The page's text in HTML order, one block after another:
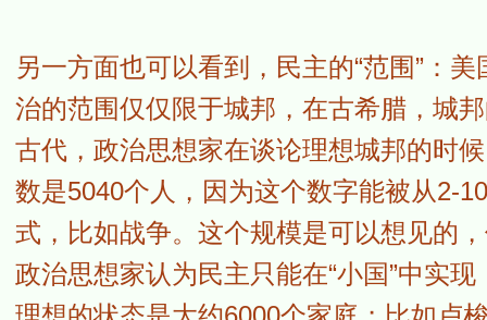
另一方面也可以看到，民主的“范围”：
治的范围仅仅限于城邦，在古希腊，城
古代，政治思想家在谈论理想城邦的时
数是5040个人，因为这个数字能被从2-
式，比如战争。这个规模是可以想见的
政治思想家认为民主只能在“小国”中实